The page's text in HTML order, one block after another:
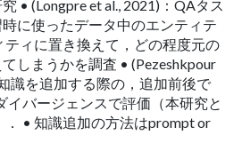
• (Longpre et al., 2021)：QAタス
に使ったデータ中のエンティテ
ティに置き換えて，どの程度元の
しまうかを調査 • (Pezeshkpour
識を追加する際の，追加前後で
イバージェンスで評価（本研究と
． • 知識追加の方法はprompt or